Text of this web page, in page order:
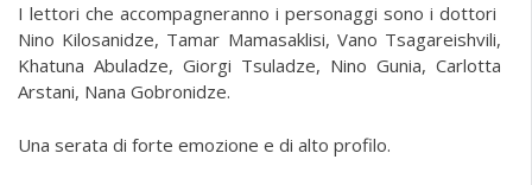
I lettori che accompagneranno i personaggi sono i dottori
Nino Kilosanidze, Tamar Mamasaklisi, Vano Tsagareishvili,
Khatuna Abuladze, Giorgi Tsuladze, Nino Gunia, Carlotta
Arstani, Nana Gobronidze.
Una serata di forte emozione e di alto profilo.